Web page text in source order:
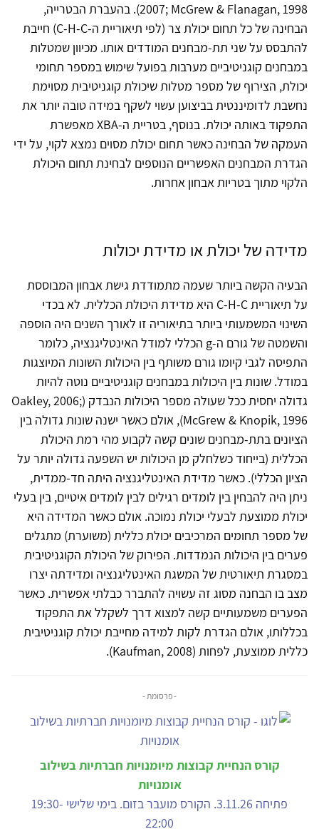
2007; McGrew & Flanagan, 1998). בהעברת הבטרייה,
הבחינה של כל תחום יכולת צר (לפי תיאוריית ה-C-H-C) חייבת
להתבסס על שני תת-מבחנים המודדים אותו. מכיוון שמטלות
במבחנים קוגניטיביים מערבות בפועל שימוש במספר תחומי
יכולת, הצירוף של מספר מטלות שיכולת קוגניטיבית מסוימת
נחשבת לדומיננטית בביצוען עשוי לשקף במידה טובה יותר את
התפקוד באותה יכולת. בנוסף, בטריית ה-XBA מאפשרת
העמקה של הבחינה כאשר תחום יכולת מסוים נמצא לקוי, על ידי
הגדרת המבחנים האפשריים הנוספים לבחינת תחום היכולת
הלקוי מתוך בטריות אבחון אחרות.
מדידה של יכולת או מדידת יכולות
הבעיה הקשה ביותר שעמה מתמודדת גישת אבחון המבוססת
על תיאוריית C-H-C היא מדידת היכולת הכללית. לא בכדי
השינוי המשמעותי ביותר בתיאוריה זו לאורך השנים היה הוספה
והשמטה של גורם ה-g הכללי למודל האינטליגנציה, כלומר
התפיסה לגבי קיומו גורם משותף בין היכולות השונות המיוצגות
במודל. שונות בין היכולות במבחנים קוגניטיביים נוטה להיות
גדולה יחסית ככל שעולה מספר היכולות הנבדק (Oakley, 2006;
McGrew & Knopik, 1996), אולם כאשר ישנה שונות גדולה בין
הציונים בתת-מבחנים שונים קשה לקבוע מהי רמת היכולת
הכללית (בייחוד כשלחלק מן היכולות יש השפעה גדולה יותר על
הציון הכללי). כאשר מדידת האינטליגנציה היתה חד-ממדית,
ניתן היה להבחין בין לומדים רגילים לבין לומדים איטיים, בין בעלי
יכולת ממוצעת לבעלי יכולת נמוכה. אולם כאשר המדידה היא
של מספר תחומים המרכיבים יכולת כללית (משוערת) מתגלים
פערים בין היכולות הנמדדות. הפירוק של היכולת הקוגניטיבית
במסגרת תיאורטית של המשגת האינטליגנציה ומדידתה יצרו
מצב בו הבחנה מסוג זה עשויה להתברר כבלתי אפשרית. כאשר
הפערים משמעותיים קשה למצוא דרך לשקלל את התפקוד
בכללותו, אולם הגדרת לקות למידה מחייבת יכולת קוגניטיבית
כללית ממוצעת, לפחות (Kaufman, 2008).
- פרסומת -
קורס הנחיית קבוצות מיומנויות חברתיות בשילוב
אומנויות
פתיחה 3.11.26. הקורס מועבר בזום. בימי שלישי 19:30-
22:00